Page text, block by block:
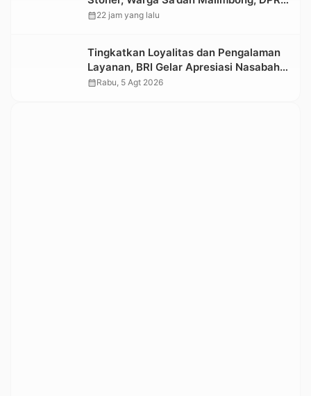
dan Stakeholder Terkait Diminta
calendar_month22 jam yang lalu
Tingkatkan Loyalitas dan Pengalaman
Layanan, BRI Gelar Apresiasi Nasabah
Pensiunan
calendar_monthRabu, 5 Agt 2026